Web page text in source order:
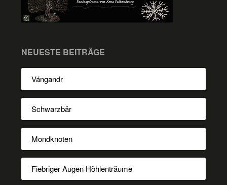
NEUESTE BEITRÄGE
Vángandr
Schwarzbär
Mondknoten
Fiebriger Augen Höhlenträume